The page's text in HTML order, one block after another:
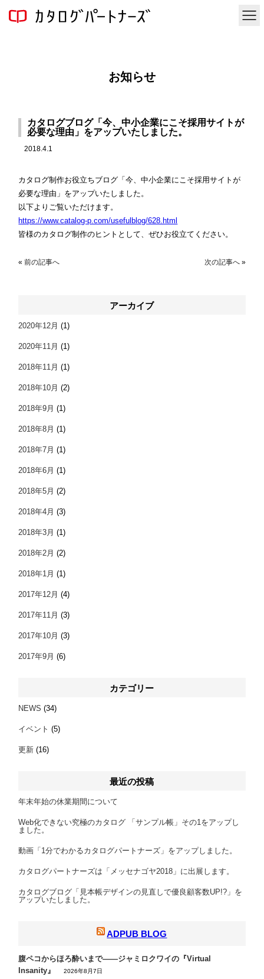
お知らせ
カタログブログ「今、中小企業にこそ採用サイトが
必要な理由」をアップいたしました。
2018.4.1
カタログ制作お役立ちブログ「今、中小企業にこそ採用サイトが
必要な理由」をアップいたしました。
以下よりご覧いただけます。
https://www.catalog-p.com/usefulblog/628.html
皆様のカタログ制作のヒントとして、ぜひお役立てください。
次の記事へ»
«前の記事へ
アーカイブ
2020年12月 (1)
2020年11月 (1)
2018年11月 (1)
2018年10月 (2)
2018年9月 (1)
2018年8月 (1)
2018年7月 (1)
2018年6月 (1)
2018年5月 (2)
2018年4月 (3)
2018年3月 (1)
2018年2月 (2)
2018年1月 (1)
2017年12月 (4)
2017年11月 (3)
2017年10月 (3)
2017年9月 (6)
カテゴリー
NEWS (34)
イベント (5)
更新 (16)
最近の投稿
年末年始の休業期間について
Web化できない究極のカタログ 「サンプル帳」その1をアップし
ました。
動画「1分でわかるカタログパートナーズ」をアップしました。
カタログパートナーズは「メッセナゴヤ2018」に出展します。
カタログブログ「見本帳デザインの見直しで優良顧客数UP!?」を
アップいたしました。
ADPUB BLOG
腹ペコからほろ酔いまで――ジャミロクワイの『Virtual
Insanity』
2026年8月7日